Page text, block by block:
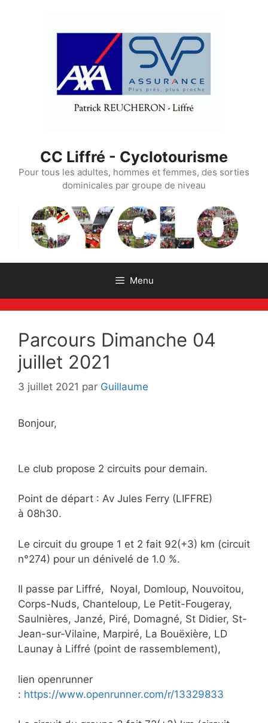
CC Liffré - Cyclotourisme
Pour tous les adultes, hommes et femmes, des sorties
dominicales par groupe de niveau
Menu
Parcours Dimanche 04
juillet 2021
3 juillet 2021 par Guillaume
Bonjour,
Le club propose 2 circuits pour demain.
Point de départ : Av Jules Ferry (LIFFRE)
à 08h30.
Le circuit du groupe 1 et 2 fait 92(+3) km (circuit
n°274) pour un dénivelé de 1.0 %.
Il passe par Liffré, Noyal, Domloup, Nouvoitou,
Corps-Nuds, Chanteloup, Le Petit-Fougeray,
Saulnières, Janzé, Piré, Domagné, St Didier, St-
Jean-sur-Vilaine, Marpiré, La Bouëxière, LD
Launay à Liffré (point de rassemblement),
lien openrunner
: https://www.openrunner.com/r/13329833